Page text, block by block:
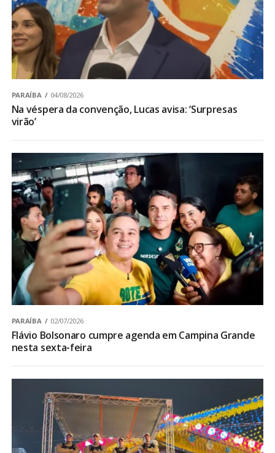
PARAÍBA 04/08/2026
Na véspera da convenção, Lucas avisa: ‘Surpresas
virão’
PARAÍBA 02/07/2026
Flávio Bolsonaro cumpre agenda em Campina Grande
nesta sexta-feira